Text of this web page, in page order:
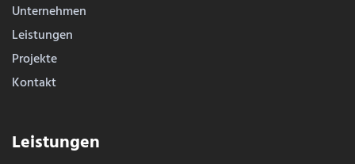
Unternehmen
Leistungen
Projekte
Kontakt
Leistungen